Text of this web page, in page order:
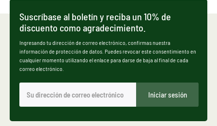
Suscríbase al boletín y reciba un 10% de
discuento como agradecimiento.
Ingresando tu dirección de correo electrónico, confirmas nuestra
información de protección de datos. Puedes revocar este consentimiento en
cualquier momento utilizando el enlace para darse de baja al final de cada
correo electrónico.
Iniciar sesión